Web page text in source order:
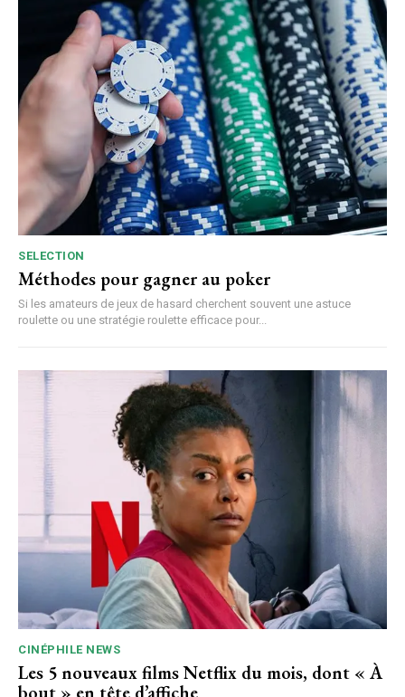
SELECTION
Méthodes pour gagner au poker
Si les amateurs de jeux de hasard cherchent souvent une astuce
roulette ou une stratégie roulette efficace pour...
CINÉPHILE NEWS
Les 5 nouveaux films Netflix du mois, dont « À